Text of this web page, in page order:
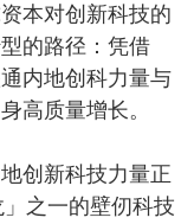
本对创新科技的
的路径：凭借
内地创科力量与
高质量增长。
创新科技力量正
之一的壁仞科技